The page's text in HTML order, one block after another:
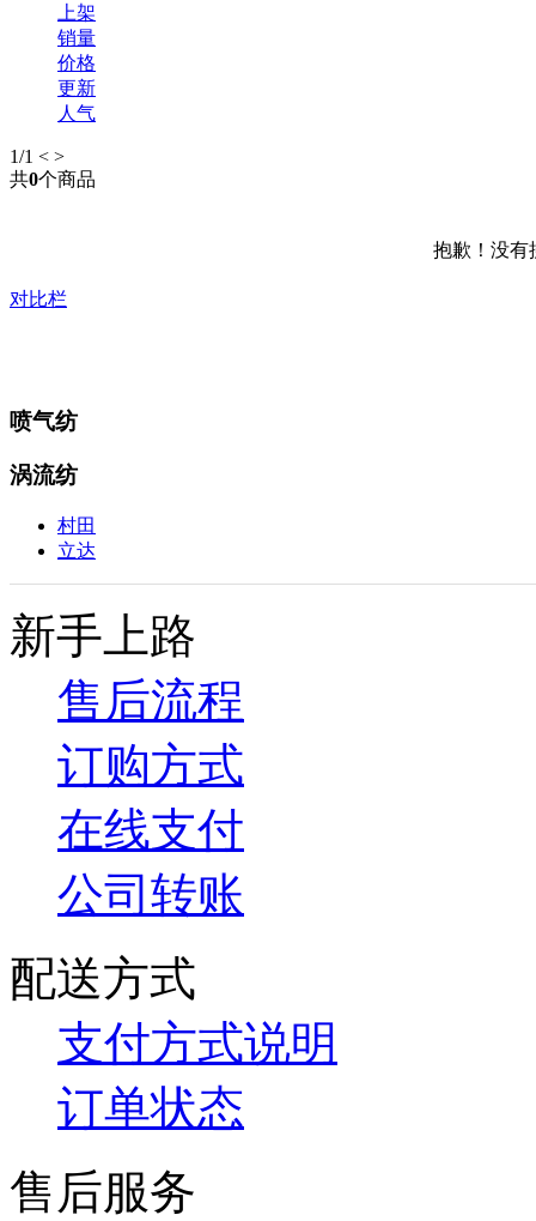
上架
销量
价格
更新
人气
1/1 < >
共0个商品
抱歉！没
对比栏
喷气纺
涡流纺
村田
立达
新手上路
售后流程
订购方式
在线支付
公司转账
配送方式
支付方式说明
订单状态
售后服务